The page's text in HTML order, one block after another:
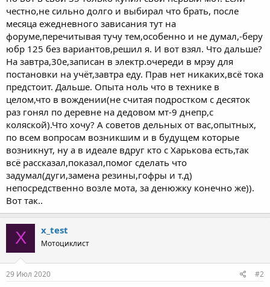
честно,не сильно долго и выбирал что брать, после
месяца ежедневного зависания тут на
форуме,перечитывая тучу тем,особенно и не думал,-беру
юбр 125 без вариантов,решил я. И вот взял. Что дальше?
На завтра,30е,записан в электр.очереди в мрэу для
постановки на учёт,завтра еду. Прав нет никаких,всё тока
предстоит. Дальше. Опыта ноль что в технике в
целом,что в вождении(не считая подростком с десяток
раз гонял по деревне на дедовом мт-9 днепр,с
коляской).Что хочу? А советов дельных от вас,опытных,
по всем вопросам возникшим и в будущем которые
возникнут, ну а в идеале вдруг кто с Харькова есть,так
всё рассказал,показал,помог сделать что
задумал(дуги,замена резины,гофры и т.д)
непосредственно возле мота, за денюжку конечно же)).
Вот так..
X x_test
Мотоциклист
29 Июл 2020 #2